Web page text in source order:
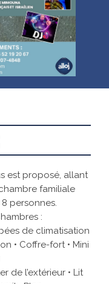
est proposé, allant
familiale
personnes.
:
de climatisation
• Coffre-fort • Mini
de l’extérieur • Lit